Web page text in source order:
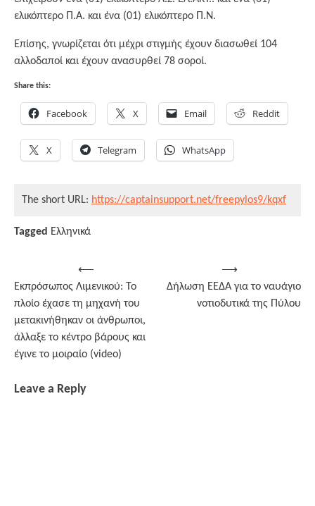
ελικόπτερο Π.Α. και ένα (01) ελικόπτερο Π.Ν.
Επίσης, γνωρίζεται ότι μέχρι στιγμής έχουν διασωθεί 104
αλλοδαποί και έχουν ανασυρθεί 78 σοροί.
Share this:
Facebook X Email Reddit
X Telegram WhatsApp
The short URL: https://captainsupport.net/freepylos9/kqxf
Tagged Ελληνικά
navigation
⟵
Εκπρόσωπος Λιμενικού: Το
πλοίο έχασε τη μηχανή του
μετακινήθηκαν οι άνθρωποι,
άλλαξε το κέντρο βάρους και
έγινε το μοιραίο (video)
Δήλωση ΕΕΔΑ για το ναυάγιο
νοτιοδυτικά της Πύλου
⟶
Leave a Reply